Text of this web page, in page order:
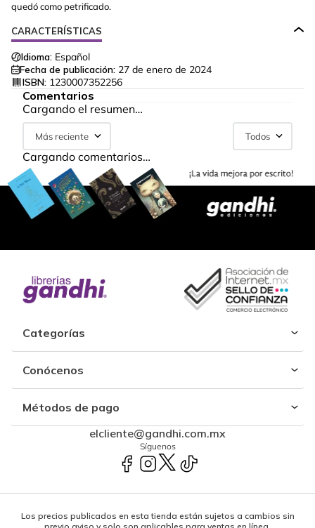
quedó como petrificado.
CARACTERÍSTICAS
Idioma: Español
Fecha de publicación: 27 de enero de 2024
ISBN: 1230007352256
Comentarios
Cargando el resumen…
Más reciente Todos
Cargando comentarios…
Categorías
Conócenos
Métodos de pago
elcliente@gandhi.com.mx
Síguenos
Los precios publicados en esta tienda están sujetos a cambios sin